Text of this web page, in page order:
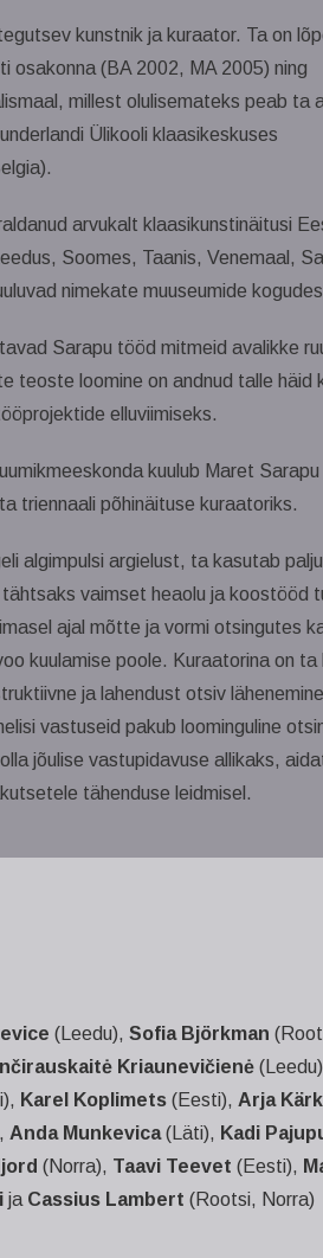
kunstnik ja kuraator. Ta on
osakonna (BA 2002, MA 2005) ning
millest olulisemateks peab ta
Ülikooli klaasikeskuses
arvukalt klaasikunstinäitusi
Soomes, Taanis, Venemaal,
nimekate muuseumide
Sarapu tööd mitmeid avalikke
teoste loomine on andnud talle häid
elluviimiseks.
kuulub Maret
triennaali põhinäituse kuraatoriks.
algimpulsi argielust, ta kasutab palju
vaimset heaolu ja koostööd
ajal mõtte ja vormi otsingutes
kuulamise poole. Kuraatorina on ta
ja lahendust otsiv lähenemine
vastuseid pakub loominguline
jõulise vastupidavuse allikaks,
tähenduse leidmisel.
(Leedu), Sofia Björkman
Kriaunevičienė
Karel Koplimets (Eesti), Arja
Anda Munkevica(Läti), Kadi
(Norra), Taavi Teevet (Eesti),
ja Cassius Lambert (Rootsi, Norra)